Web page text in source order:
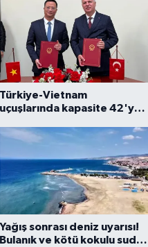
Türkiye-Vietnam
uçuşlarında kapasite 42'ye
Yağış sonrası deniz uyarısı!
Bulanık ve kötü kokulu suda